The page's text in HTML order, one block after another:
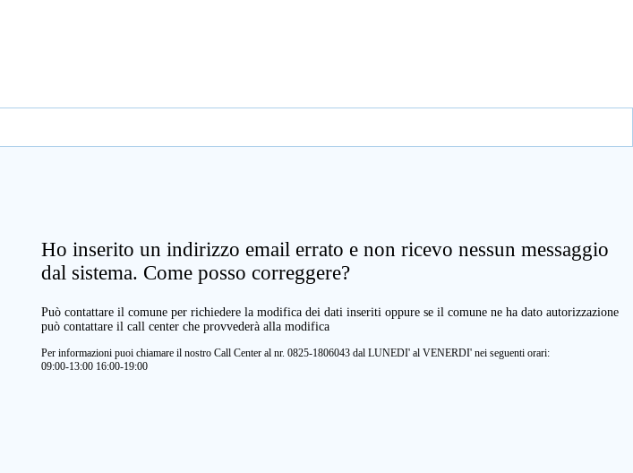
Ho inserito un indirizzo email errato e non ricevo nessun messaggio
dal sistema. Come posso correggere?
Può contattare il comune per richiedere la modifica dei dati inseriti oppure se il comune ne ha dato autorizzazione
può contattare il call center che provvederà alla modifica
Per informazioni puoi chiamare il nostro Call Center al nr. 0825-1806043 dal LUNEDI' al VENERDI' nei seguenti orari:
09:00-13:00 16:00-19:00